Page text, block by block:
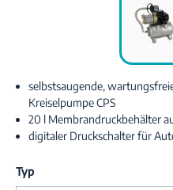
selbstsaugende,
Kreiselpumpe CPS
20 l Membrandruckbehälter
digitaler Druckschalter für
Typ